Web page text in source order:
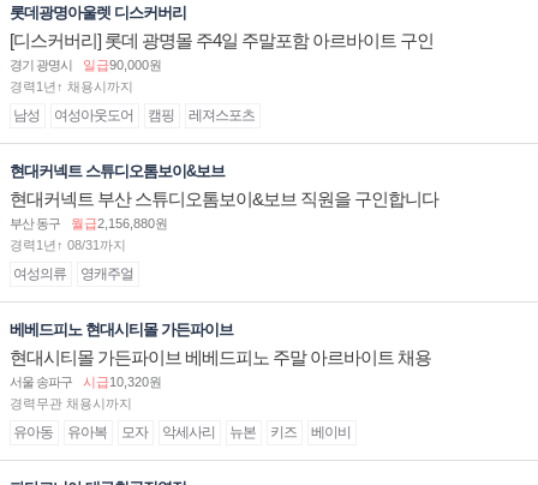
롯데광명아울렛 디스커버리
[디스커버리] 롯데 광명몰 주4일 주말포함 아르바이트 구인
경기 광명시 일급90,000원
경력1년↑ 채용시까지
남성 여성아웃도어 캠핑 레져스포츠
현대커넥트 스튜디오톰보이&보브
현대커넥트 부산 스튜디오톰보이&보브 직원을 구인합니다
부산 동구 월급2,156,880원
경력1년↑ 08/31까지
여성의류 영캐주얼
베베드피노 현대시티몰 가든파이브
현대시티몰 가든파이브 베베드피노 주말 아르바이트 채용
서울 송파구 시급10,320원
경력무관 채용시까지
유아동 유아복 모자 악세사리 뉴본 키즈 베이비